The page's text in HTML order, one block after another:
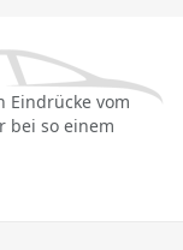
Eindrücke vom
bei so einem